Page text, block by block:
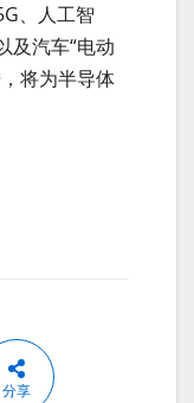
、人工智
及汽车“电动
将为半导体
分享